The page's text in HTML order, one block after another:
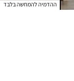
ההדמיה להמחשה בלבד